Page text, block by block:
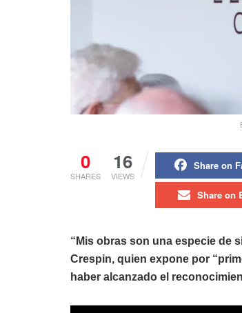
0
SHARES
16
VIEWS
Share on
Share on
“Mis obras son una especie de
Crespin, quien expone por
haber alcanzado el